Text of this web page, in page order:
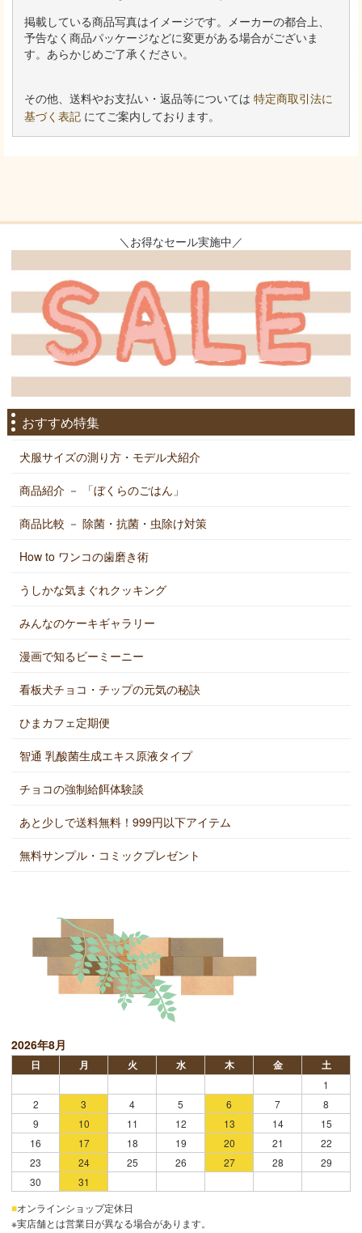
掲載している商品写真はイメージです。メーカーの都合上、
予告なく商品パッケージなどに変更がある場合がございま
す。あらかじめご了承ください。
その他、送料やお支払い・返品等については 特定商取引法に
基づく表記 にてご案内しております。
＼お得なセール実施中／
おすすめ特集
犬服サイズの測り方・モデル犬紹介
商品紹介 － 「ぼくらのごはん」
商品比較 － 除菌・抗菌・虫除け対策
How to ワンコの歯磨き術
うしかな気まぐれクッキング
みんなのケーキギャラリー
漫画で知るビーミーニー
看板犬チョコ・チップの元気の秘訣
ひまカフェ定期便
智通 乳酸菌生成エキス原液タイプ
チョコの強制給餌体験談
あと少しで送料無料！999円以下アイテム
無料サンプル・コミックプレゼント
2026年8月
日 月 火 水 木 金 土
1
2
3 4 5 6 7
8
9
10 11 12 13 14
15
16
17 18 19 20 21
22
23
24 25 26 27 28
29
30
31
■オンラインショップ定休日
※実店舗とは営業日が異なる場合があります。